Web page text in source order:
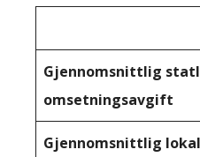
Gjennomsnittlig
omsetningsavgift
Gjennomsnittlig lokal